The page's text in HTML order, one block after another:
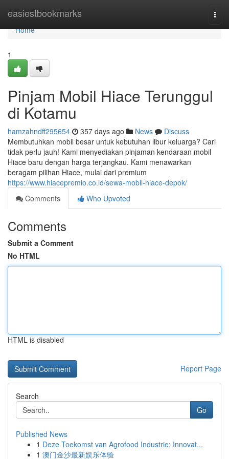
easiestbookmarks
Home
Home
1
Pinjam Mobil Hiace Terunggul
di Kotamu
hamzahndff295654 357 days ago News
Discuss
Membutuhkan mobil besar untuk kebutuhan libur keluarga? Cari
tidak perlu jauh! Kami menyediakan pinjaman kendaraan mobil
Hiace baru dengan harga terjangkau. Kami menawarkan
beragam pilihan Hiace, mulai dari premium
https://www.hiacepremio.co.id/sewa-mobil-hiace-depok/
Comments
Who Upvoted
Comments
Submit a Comment
No HTML
HTML is disabled
Report Page
Search
Go
Published News
1 Deze Toekomst van Agrofood Industrie: Innovat...
1 澳门金沙最新娱乐体验